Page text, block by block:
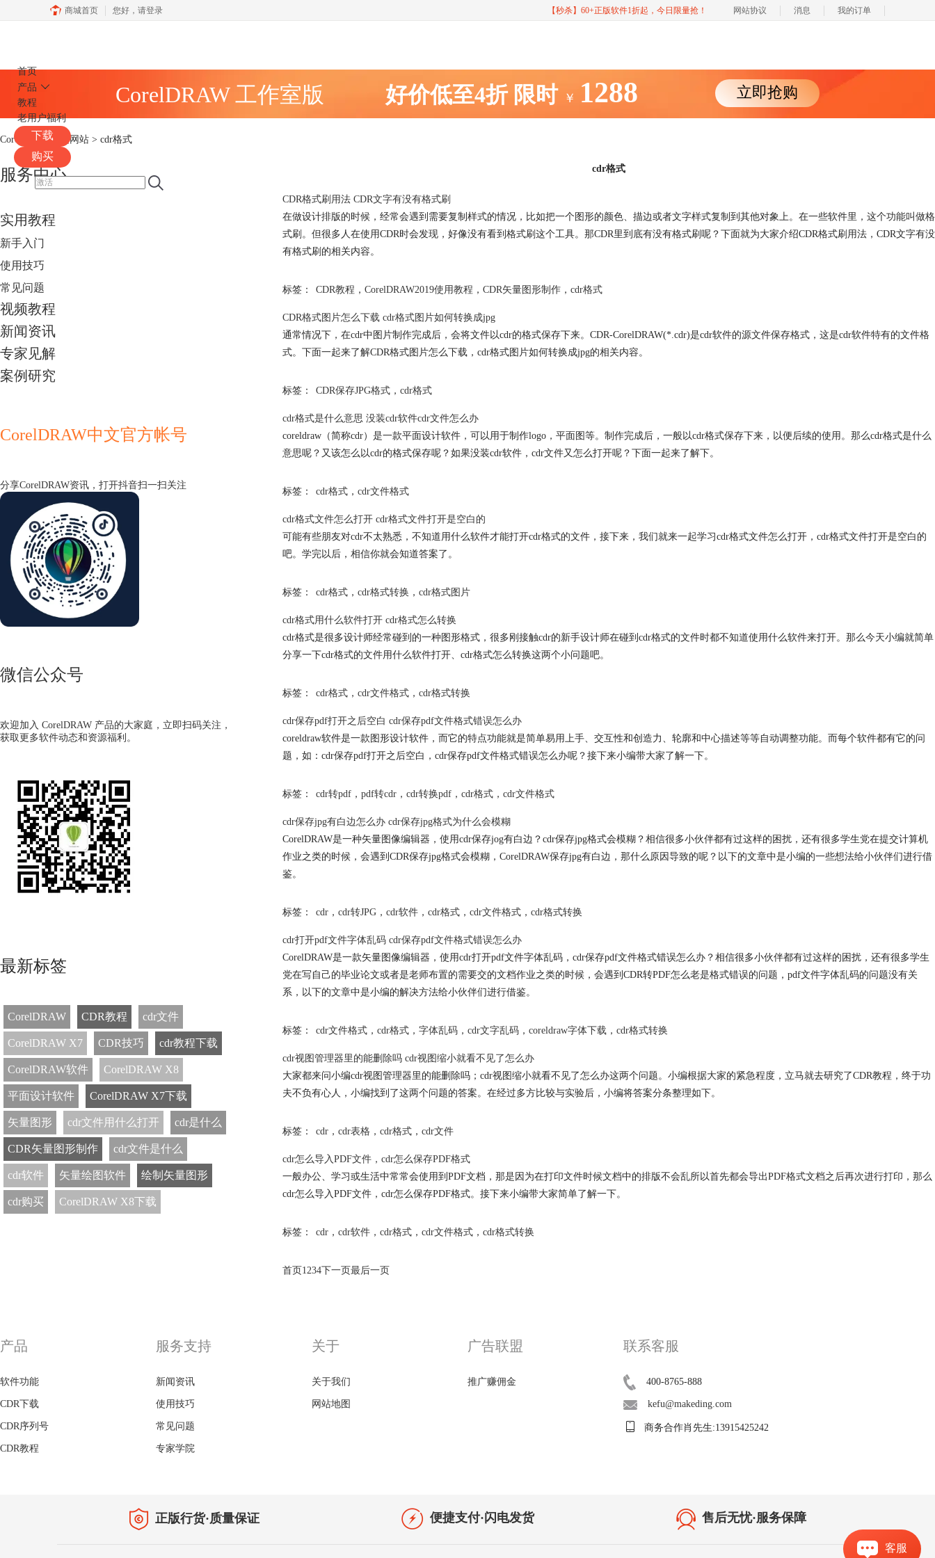
客服
商城首页 您好， 请登录 【秒杀】60+正版软件1折起，今日限量抢！ 网站协议 消息 我的订单
首页
产品
教程
老用户福利
下载
购买
CorelDRAW 工作室版 好价低至4折 限时 ￥ 1288 立即抢购
CorelDRAW中文网站 > cdr格式
服务中心
实用教程
新手入门
使用技巧
常见问题
视频教程
新闻资讯
专家见解
案例研究
CorelDRAW中文官方帐号
分享CorelDRAW资讯，打开抖音扫一扫关注
微信公众号
欢迎加入 CorelDRAW 产品的大家庭，立即扫码关注，
获取更多软件动态和资源福利。
最新标签
CorelDRAW CDR教程 cdr文件
CorelDRAW X7 CDR技巧 cdr教程下载
CorelDRAW软件 CorelDRAW X8
平面设计软件 CorelDRAW X7下载
矢量图形 cdr文件用什么打开 cdr是什么
CDR矢量图形制作 cdr文件是什么
cdr软件 矢量绘图软件 绘制矢量图形
cdr购买 CorelDRAW X8下载
cdr格式
CDR格式刷用法 CDR文字有没有格式刷
在做设计排版的时候，经常会遇到需要复制样式的情况，比如把一个图形的颜色、描边或者文字样式复制到其他对象上。在一些软件里，这个功能叫做格
式刷。但很多人在使用CDR时会发现，好像没有看到格式刷这个工具。那CDR里到底有没有格式刷呢？下面就为大家介绍CDR格式刷用法，CDR文字有没
有格式刷的相关内容。
标签： CDR教程 ， CorelDRAW2019使用教程 ， CDR矢量图形制作 ， cdr格式
CDR格式图片怎么下载 cdr格式图片如何转换成jpg
通常情况下，在cdr中图片制作完成后，会将文件以cdr的格式保存下来。CDR-CorelDRAW(*.cdr)是cdr软件的源文件保存格式，这是cdr软件特有的文件格
式。下面一起来了解CDR格式图片怎么下载， cdr格式图片如何转换成jpg的相关内容。
标签： CDR保存JPG格式 ， cdr格式
cdr格式是什么意思 没装cdr软件cdr文件怎么办
coreldraw（简称cdr）是一款平面设计软件，可以用于制作logo，平面图等。制作完成后，一般以cdr格式保存下来，以便后续的使用。那么cdr格式是什么
意思呢？又该怎么以cdr的格式保存呢？如果没装cdr软件，cdr文件又怎么打开呢？下面一起来了解下。
标签： cdr格式 ， cdr文件格式
cdr格式文件怎么打开 cdr格式文件打开是空白的
可能有些朋友对cdr不太熟悉，不知道用什么软件才能打开cdr格式的文件，接下来，我们就来一起学习 cdr格式文件怎么打开， cdr格式文件打开是空白的
吧。学完以后，相信你就会知道答案了。
标签： cdr格式 ， cdr格式转换 ， cdr格式图片
cdr格式用什么软件打开 cdr格式怎么转换
cdr格式是很多设计师经常碰到的一种图形格式，很多刚接触cdr的新手设计师在碰到 cdr格式的文件时都不知道使用什么软件来打开。那么今天小编就简单
分享一下cdr格式的文件用什么软件打开、 cdr格式怎么转换这两个小问题吧。
标签： cdr格式 ， cdr文件格式 ， cdr格式转换
cdr保存pdf打开之后空白 cdr保存pdf文件格式错误怎么办
coreldraw软件是一款图形设计软件，而它的特点功能就是简单易用上手、交互性和创造力、轮廓和中心描述等等自动调整功能。而每个软件都有它的问
题，如：cdr保存pdf打开之后空白，cdr保存pdf文件格式错误怎么办呢？接下来小编带大家了解一下。
标签： cdr转pdf ， pdf转cdr ， cdr转换pdf ， cdr格式 ， cdr文件格式
cdr保存jpg有白边怎么办 cdr保存jpg格式为什么会模糊
CorelDRAW是一种矢量图像编辑器，使用cdr保存jog有白边？cdr保存jpg格式会模糊？相信很多小伙伴都有过这样的困扰，还有很多学生党在提交计算机
作业之类的时候，会遇到CDR保存jpg格式会模糊，CorelDRAW保存jpg有白边，那什么原因导致的呢？以下的文章中是小编的一些想法给小伙伴们进行借
鉴。
标签： cdr ， cdr转JPG ， cdr软件 ， cdr格式 ， cdr文件格式 ， cdr格式转换
cdr打开pdf文件字体乱码 cdr保存pdf文件格式错误怎么办
CorelDRAW是一款矢量图像编辑器，使用cdr打开pdf文件字体乱码，cdr保存pdf文件格式错误怎么办？相信很多小伙伴都有过这样的困扰，还有很多学生
党在写自己的毕业论文或者是老师布置的需要交的文档作业之类的时候，会遇到CDR转PDF怎么老是格式错误的问题，pdf文件字体乱码的问题没有关
系，以下的文章中是小编的解决方法给小伙伴们进行借鉴。
标签： cdr文件格式 ， cdr格式 ， 字体乱码 ， cdr文字乱码 ， coreldraw字体下载 ， cdr格式转换
cdr视图管理器里的能删除吗 cdr视图缩小就看不见了怎么办
大家都来问小编cdr视图管理器里的能删除吗；cdr视图缩小就看不见了怎么办这两个问题。小编根据大家的紧急程度，立马就去研究了CDR教程，终于功
夫不负有心人，小编找到了这两个问题的答案。在经过多方比较与实验后，小编将答案分条整理如下。
标签： cdr ， cdr表格 ， cdr格式 ， cdr文件
cdr怎么导入PDF文件，cdr怎么保存PDF格式
一般办公、学习或生活中常常会使用到PDF文档，那是因为在打印文件时候文档中的排版不会乱所以首先都会导出PDF格式文档之后再次进行打印，那么
cdr怎么导入PDF文件，cdr怎么保存PDF格式。接下来小编带大家简单了解一下。
标签： cdr ， cdr软件 ， cdr格式 ， cdr文件格式 ， cdr格式转换
首页1234下一页最后一页
产品
软件功能
CDR下载
CDR序列号
CDR教程
服务支持
新闻资讯
使用技巧
常见问题
专家学院
关于
关于我们
网站地图
广告联盟
推广赚佣金
联系客服
400-8765-888
kefu@makeding.com
商务合作肖先生:13915425242
正版行货·质量保证 便捷支付·闪电发货 售后无忧·服务保障